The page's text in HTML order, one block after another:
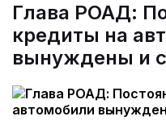
Глава РОАД:
кредиты на
вынуждены и